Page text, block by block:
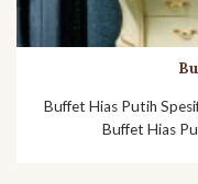
Buffet Hias Putih
Buffet Hias